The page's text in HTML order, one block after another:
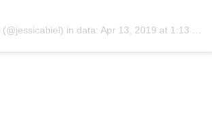
(@jessicabiel) in data: Apr 13, 2019 at 1:13 PDT